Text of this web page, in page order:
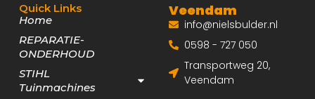
Quick Links
Home
REPARATIE-
ONDERHOUD
STIHL
Tuinmachines
Veendam
info@nielsbulder.nl
0598 - 727 050
Transportweg 20,
Veendam